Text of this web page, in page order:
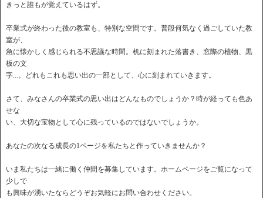
きっと誰もが覚えているはず。
卒業式が終わった後の教室も、特別な空間です。普段何気なく過ごしていた教
室が、
急に懐かしく感じられる不思議な時間。机に刻まれた落書き、窓際の植物、黒
板の文
字...。どれもこれも思い出の一部として、心に刻まれていきます。
さて、みなさんの卒業式の思い出はどんなものでしょうか？時が経っても色あ
せな
い、大切な宝物として心に残っているのではないでしょうか。
あなたの次なる成長の1ページを私たちと作っていきませんか？
いま私たちは一緒に働く仲間を募集しています。ホームページをご覧になって
少しで
も興味が湧いたならどうぞお気軽にお問い合わせください。